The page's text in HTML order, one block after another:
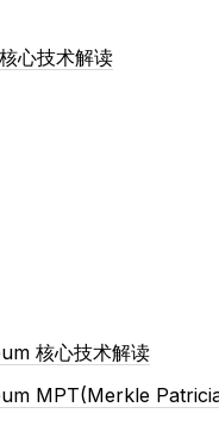
心技术解读
核心技术解读
MPT(Merkle